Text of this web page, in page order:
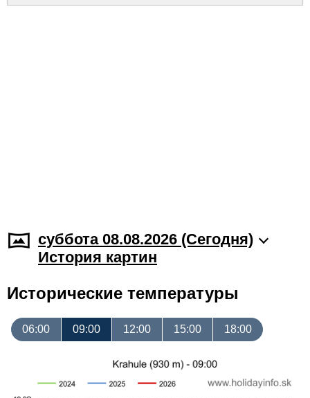
суббота 08.08.2026 (Cегодня)
История картин
Исторические температуры
06:00 09:00 12:00 15:00 18:00